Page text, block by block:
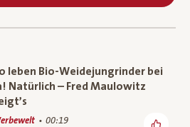
leben Bio-Weidejungrinder bei
Natürlich – Fred Maulowitz
00:19